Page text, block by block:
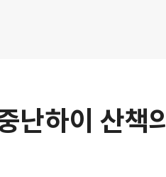
하이 산책의